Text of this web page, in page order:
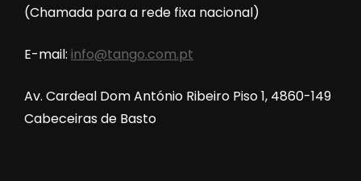
(Chamada para a rede fixa nacional)
E-mail: info@tango.com.pt
Av. Cardeal Dom António Ribeiro Piso 1, 4860-149
Cabeceiras de Basto